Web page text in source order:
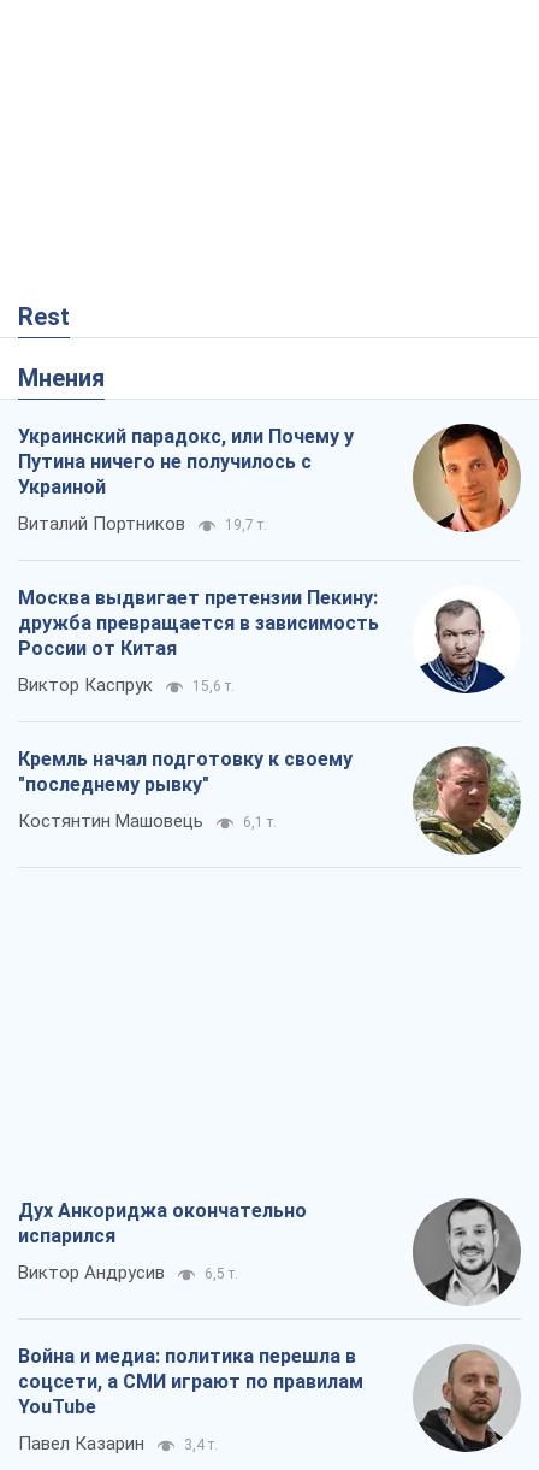
Rest
Мнения
Украинский парадокс, или Почему у
Путина ничего не получилось с
Украиной
Виталий Портников 19,7 т.
Москва выдвигает претензии Пекину:
дружба превращается в зависимость
России от Китая
Виктор Каспрук 15,6 т.
Кремль начал подготовку к своему
"последнему рывку"
Костянтин Машовець 6,1 т.
Дух Анкориджа окончательно
испарился
Виктор Андрусив 6,5 т.
Война и медиа: политика перешла в
соцсети, а СМИ играют по правилам
YouTube
Павел Казарин 3,4 т.